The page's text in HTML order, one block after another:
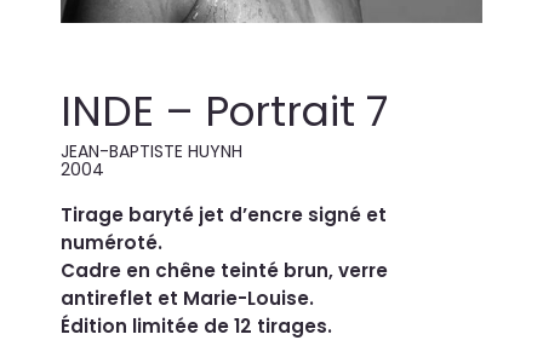
INDE – Portrait 7
JEAN-BAPTISTE HUYNH
2004
Tirage baryté jet d’encre signé et
numéroté.
Cadre en chêne teinté brun, verre
antireflet et Marie-Louise.
Édition limitée de 12 tirages.